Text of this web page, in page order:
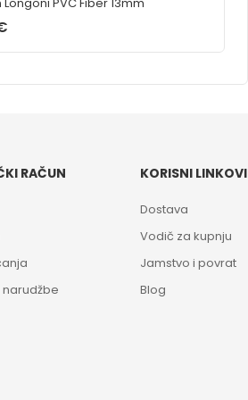
Longoni PVC Fiber 13mm
RAČUN KORISNI LINKOVI
Dostava
Vodič za kupnju
Jamstvo i povrat
Blog